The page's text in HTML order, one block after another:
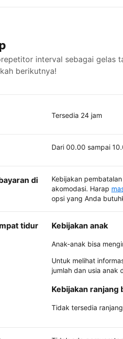
interval sebagai
berikutnya!
Tersedia 24 jam
Dari 00.00 sampai
di
Kebijakan
akomodasi. Harap
opsi yang Anda
tidur Kebijakan anak
Anak-anak bisa
Untuk melihat
jumlah dan usia anak
Kebijakan
Tidak tersedia